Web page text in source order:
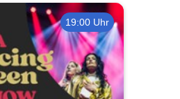
19:00 Uhr